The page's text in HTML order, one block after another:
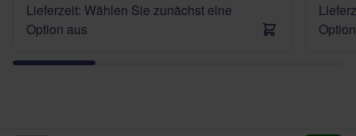
Lieferzeit: Wählen Sie zunächst eine
Option aus